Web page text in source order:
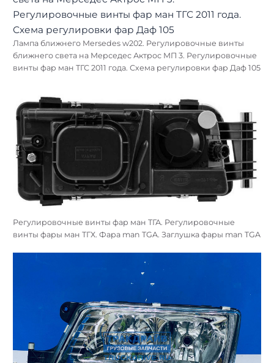
Лампа ближнего Mersedes w202. Регулировочные винты
ближнего света на Мерседес Актрос МП 3. Регулировочные
винты фар ман ТГС 2011 года. Схема регулировки фар Даф 105
Регулировочные винты фар ман ТГА. Регулировочные
винты фары ман ТГХ. Фара man TGA. Заглушка фары man TGA